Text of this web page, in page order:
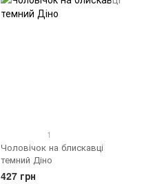
1
Чоловічок на блискавці
темний Діно
427 грн